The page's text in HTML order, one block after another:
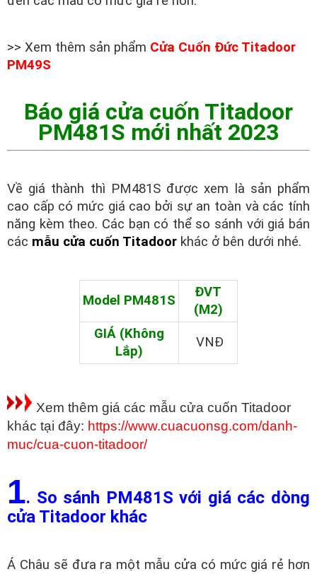
>> Xem thêm sản phẩm Cửa Cuốn Đức Titadoor
PM49S
Báo giá cửa cuốn Titadoor
PM481S mới nhất 2023
Về giá thành thì PM481S được xem là sản phẩm
cao cấp có mức giá cao bởi sự an toàn và các tính
năng kèm theo. Các bạn có thể so sánh với giá bán
các mẫu cửa cuốn Titadoor khác ở bên dưới nhé.
Model PM481S
ĐVT
(M2)
GIÁ (Không
Lắp)
VNĐ
Xem thêm giá các mẫu cửa cuốn Titadoor
khác tại đây: https://www.cuacuonsg.com/danh-
muc/cua-cuon-titadoor/
1. So sánh PM481S với giá các dòng
cửa Titadoor khác
Á Châu sẽ đưa ra một mẫu cửa có mức giá rẻ hơn